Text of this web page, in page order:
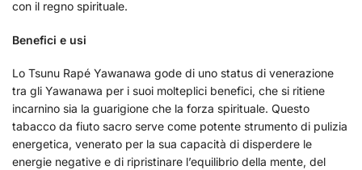
con il regno spirituale.
Benefici e usi
Lo Tsunu Rapé Yawanawa gode di uno status di venerazione
tra gli Yawanawa per i suoi molteplici benefici, che si ritiene
incarnino sia la guarigione che la forza spirituale. Questo
tabacco da fiuto sacro serve come potente strumento di pulizia
energetica, venerato per la sua capacità di disperdere le
energie negative e di ripristinare l’equilibrio della mente, del